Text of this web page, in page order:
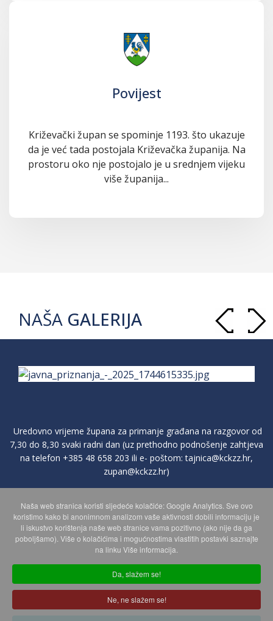
Povijest
Križevački župan se spominje 1193. što ukazuje
da je već tada postojala Križevačka županija. Na
prostoru oko nje postojalo je u srednjem vijeku
više županija...
NAŠA GALERIJA
Uredovno vrijeme župana za primanje građana na razgovor od
7,30 do 8,30 svaki radni dan (uz prethodno podnošenje zahtjeva
na telefon +385 48 658 203 ili e- poštom:tajnica@kckzz.hr,
zupan@kckzz.hr)
POLITIKA ZAŠTITE PRIVATNOSTI OSOBNIH PODATAKA
MAPA WEBA
Copyright © 2026 Koprivničko - križevačka županija. Sva prava
zadržana.
Naša web stranica koristi sljedeće kolačiće: Google Analytics. Sve ovo
koristimo kako bi anonimnom analizom vaše aktivnosti dobili informaciju je
li iskustvo korištenja naše web stranice vama pozitivno (ako nije da ga
poboljšamo). Više o kolačićima i mogućnostima vlastitih postavki saznajte
na linku Više informacija.
Da, slažem se!
Ne, ne slažem se!